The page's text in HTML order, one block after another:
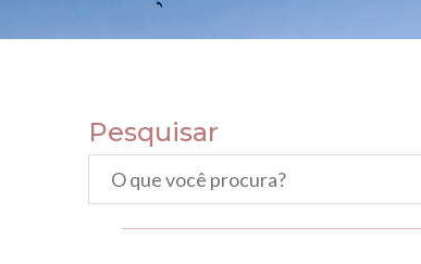
Pesquisar